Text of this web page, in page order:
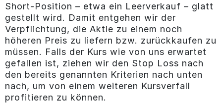
Short-Position – etwa ein Leerverkauf – glatt
gestellt wird. Damit entgehen wir der
Verpflichtung, die Aktie zu einem noch
höheren Preis zu liefern bzw. zurückkaufen zu
müssen. Falls der Kurs wie von uns erwartet
gefallen ist, ziehen wir den Stop Loss nach
den bereits genannten Kriterien nach unten
nach, um von einem weiteren Kursverfall
profitieren zu können.